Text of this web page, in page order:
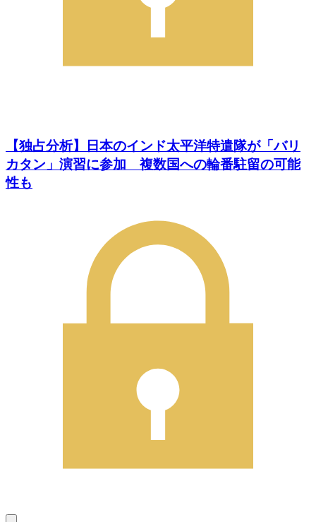
【独占分析】日本のインド太平洋特遣隊が「バリ
カタン」演習に参加 複数国への輪番駐留の可能
性も